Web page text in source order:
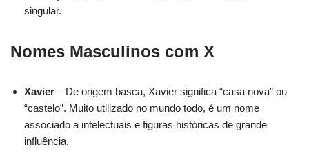
singular.
Nomes Masculinos com X
Xavier – De origem basca, Xavier significa “casa nova” ou
“castelo”. Muito utilizado no mundo todo, é um nome
associado a intelectuais e figuras históricas de grande
influência.